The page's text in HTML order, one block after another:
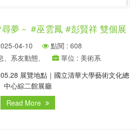
夢－ #巫雲鳳 #彭賢祥 雙個展
04-10
點閱 : 608
系友動態、
單位 : 美術系
展覽地點｜國立清華大學藝術文化總
中心綜二館展廳
Read More